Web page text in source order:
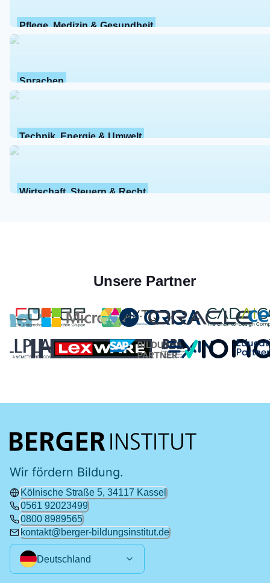
Pflege, Medizin & Gesundheit
Sprachen
Technik, Energie & Umwelt
Wirtschaft, Steuern & Recht
Unsere Partner
Wir fördern Bildung.
Kölnische Straße 5, 34117 Kassel
0561 92023499
0800 8989565
kontakt@berger-bildungsinstitut.de
Deutschland